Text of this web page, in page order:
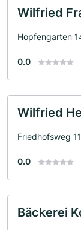
Wilfried
Hopfengarten
0.0
Wilfried
Friedhofsweg
0.0
Bäckerei